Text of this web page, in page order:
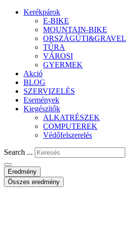
Kerékpárok
E-BIKE
MOUNTAIN-BIKE
ORSZÁGÚTI&GRAVEL
TÚRA
VÁROSI
GYERMEK
Akció
BLOG
SZERVIZELÉS
Események
Kiegészítők
ALKATRÉSZEK
COMPUTEREK
Védőfelszerelés
Search ...
Eredmény
Összes eredmény